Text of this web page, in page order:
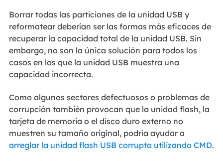
Borrar todas las particiones de la unidad USB y
reformatear deberían ser las formas más eficaces de
recuperar la capacidad total de la unidad USB. Sin
embargo, no son la única solución para todos los
casos en los que la unidad USB muestra una
capacidad incorrecta.
Como algunos sectores defectuosos o problemas de
corrupción también provocan que la unidad flash, la
tarjeta de memoria o el disco duro externo no
muestren su tamaño original, podría ayudar a
arreglar la unidad flash USB corrupta utilizando CMD.